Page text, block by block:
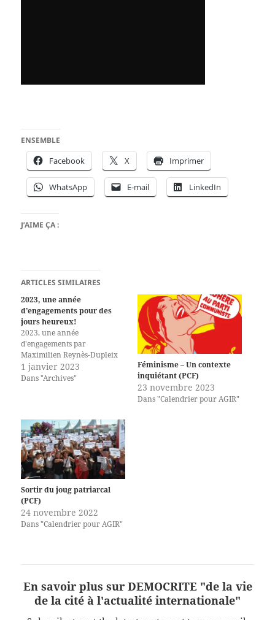
ENSEMBLE
Facebook X Imprimer
WhatsApp E-mail LinkedIn
J’AIME ÇA :
ARTICLES SIMILAIRES
2023, une année
d’engagements pour des
jours heureux!
2023, une année
d'engagements par
Maximilien Reynès-Dupleix
1 janvier 2023
Dans "Archives"
Féminisme – Un contexte
inquiétant (PCF)
23 novembre 2023
Dans "Calendrier pour AGIR"
Sortir du joug patriarcal
(PCF)
24 novembre 2022
Dans "Calendrier pour AGIR"
En savoir plus sur DEMOCRITE "de la vie
de la cité à l'actualité internationale"